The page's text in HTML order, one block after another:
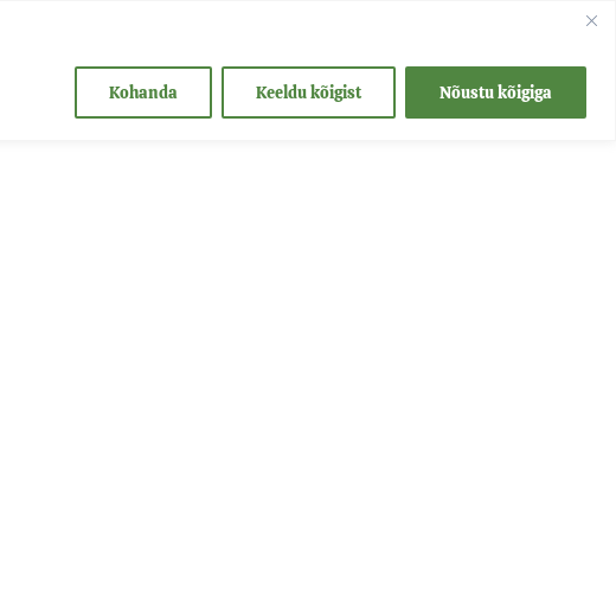
Kohanda Keeldu kõigist Nõustu kõigiga
Kontakt